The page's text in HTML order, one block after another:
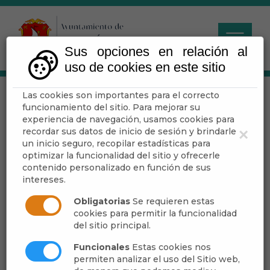
×
Sus opciones en relación al
uso de cookies en este sitio
Las cookies son importantes para el correcto
funcionamiento del sitio. Para mejorar su
experiencia de navegación, usamos cookies para
recordar sus datos de inicio de sesión y brindarle
un inicio seguro, recopilar estadísticas para
optimizar la funcionalidad del sitio y ofrecerle
contenido personalizado en función de sus
intereses.
Obligatorias Se requieren estas
cookies para permitir la funcionalidad
del sitio principal.
Funcionales Estas cookies nos
permiten analizar el uso del Sitio web,
Criterios de
Accesibilidad
Bajo las sigas
se encuentra la normativa que emana del
World Wide Web Consortium en cuanto a
accesibilidad y buenas prácticas encaminadas
los contenidos de la web.